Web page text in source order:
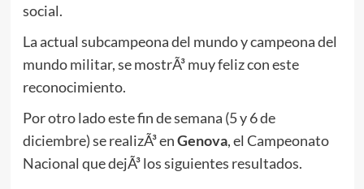
social.
La actual subcampeona del mundo y campeona del
mundo militar, se mostrÃ³ muy feliz con este
reconocimiento.
Por otro lado este fin de semana (5 y 6 de
diciembre) se realizÃ³ enGenova, el Campeonato
Nacional que dejÃ³ los siguientes resultados.